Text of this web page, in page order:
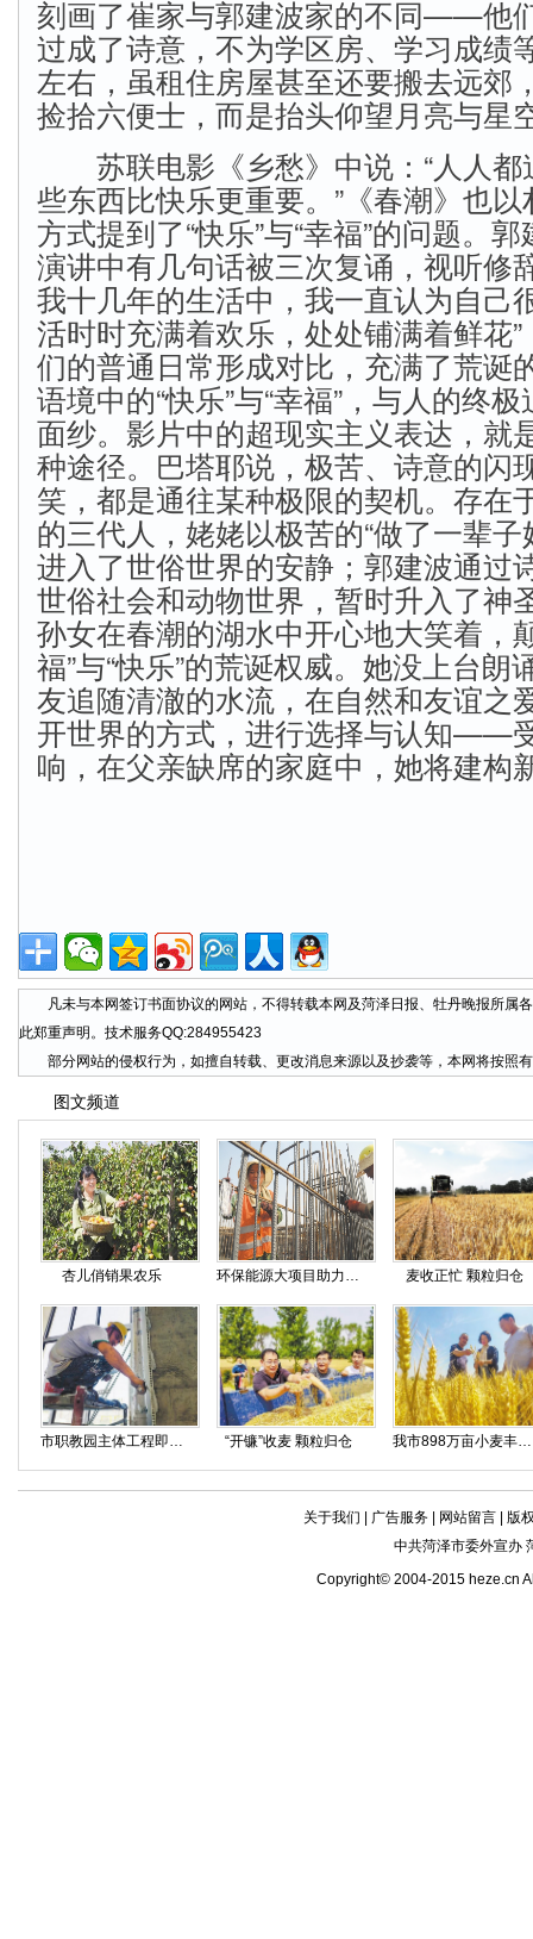
刻画了崔家与郭建波家的不同——他
过成了诗意，不为学区房、学习成绩
左右，虽租住房屋甚至还要搬去远郊
捡拾六便士，而是抬头仰望月亮与星
苏联电影《乡愁》中说：“人人都
些东西比快乐更重要。”《春潮》也
方式提到了“快乐”与“幸福”的问题。
演讲中有几句话被三次复诵，视听修
我十几年的生活中，我一直认为自己
活时时充满着欢乐，处处铺满着鲜花
们的普通日常形成对比，充满了荒诞
语境中的“快乐”与“幸福”，与人的终
面纱。影片中的超现实主义表达，就
种途径。巴塔耶说，极苦、诗意的闪
笑，都是通往某种极限的契机。存在
的三代人，姥姥以极苦的“做了一辈子
进入了世俗世界的安静；郭建波通过
世俗社会和动物世界，暂时升入了神
孙女在春潮的湖水中开心地大笑着，
福”与“快乐”的荒诞权威。她没上台朗
友追随清澈的水流，在自然和友谊之
开世界的方式，进行选择与认知——
响，在父亲缺席的家庭中，她将建构
凡未与本网签订书面协议的网站，不得转载本网及菏泽日报、牡丹晚报所属
此郑重声明。技术服务QQ:284955423
部分网站的侵权行为，如擅自转载、更改消息来源以及抄袭等，本网将按照
图文频道
杏儿俏销果农乐 环保能源大项目助力新旧动能转换 麦收正忙 颗粒归仓
市职教园主体工程即将竣工 “开镰”收麦 颗粒归仓 我市898万亩小麦丰收在即
关于我们 广告服务| 网站留言| 版
中共菏泽市委外宣办
Copyright© 2004-2015 heze.cn